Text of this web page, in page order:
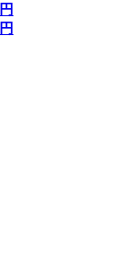
円
円